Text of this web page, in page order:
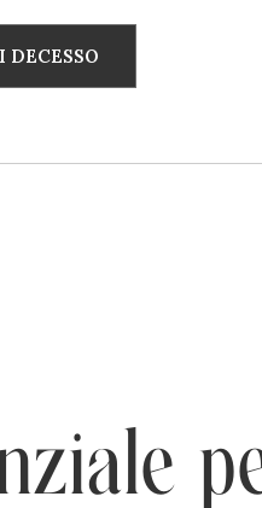
DECESSO